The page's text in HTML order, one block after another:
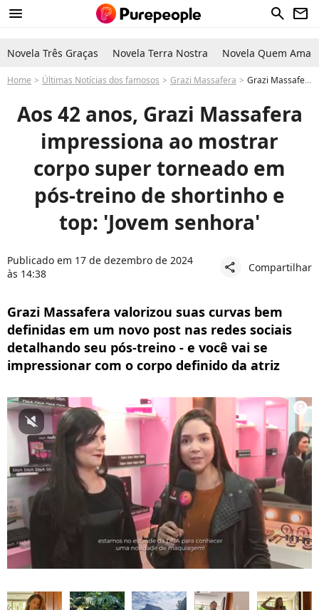
menu search newsletter
Novela Três Graças Novela Terra Nostra Novela Quem Ama
Home Últimas Notícias dos famosos Grazi Massafera Grazi Massafera, aos 42 anos, impressiona com corpo torneado em pós-treino de shortinho curto e top: 'Jovem senhora'
Aos 42 anos, Grazi Massafera
impressiona ao mostrar
corpo super torneado em
pós-treino de shortinho e
top: 'Jovem senhora'
Publicado em 17 de dezembro de 2024
às 14:38
share Compartilhar
Grazi Massafera valorizou suas curvas bem
definidas em um novo post nas redes sociais
detalhando seu pós-treino - e você vai se
impressionar com o corpo definido da atriz